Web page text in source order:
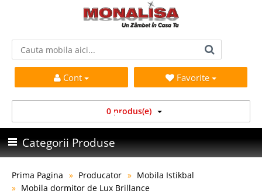
Cont Favorite
0 produs(e)
Categorii Produse
Prima Pagina Producator
Mobila Istikbal
Mobila dormitor de Lux Brillance